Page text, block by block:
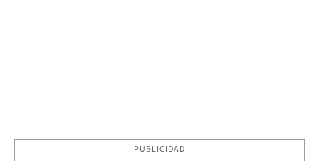
PUBLICIDAD